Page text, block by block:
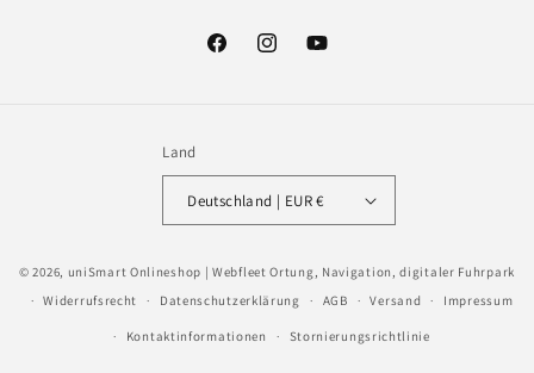
FacebookInstagramYouTube
Land
Deutschland | EUR €
© 2026, uniSmart Onlineshop | Webfleet Ortung, Navigation, digitaler Fuhrpark
Widerrufsrecht
Datenschutzerklärung AGB Versand Impressum
Kontaktinformationen Stornierungsrichtlinie